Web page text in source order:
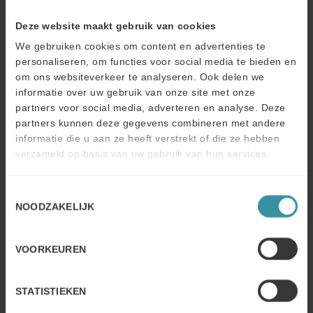
Deze website maakt gebruik van cookies
We gebruiken cookies om content en advertenties te
personaliseren, om functies voor social media te bieden en
om ons websiteverkeer te analyseren. Ook delen we
informatie over uw gebruik van onze site met onze
partners voor social media, adverteren en analyse. Deze
partners kunnen deze gegevens combineren met andere
informatie die u aan ze heeft verstrekt of die ze hebben
verzameld op basis van uw gebruik van hun services.
NOODZAKELIJK
VOORKEUREN
STATISTIEKEN
d'apprentissage
Déterminer le parcours d'apprentissage modules en
ligne et moments de contact en face à face
Apprentissage micro et macro en ligne
Coaching en face à face 2 heures + Plan d'action
individuel
Apprentissage micro et macro en ligne
Coaching en face à face 2 heures + Plan d'action
individuel
Une entreprise sur mesure pour votre organisation